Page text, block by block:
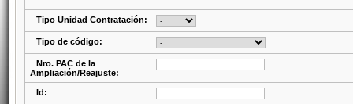
Tipo Unidad Contratación:
Tipo de código:
Nro. PAC de la
Ampliación/Reajuste:
Id: